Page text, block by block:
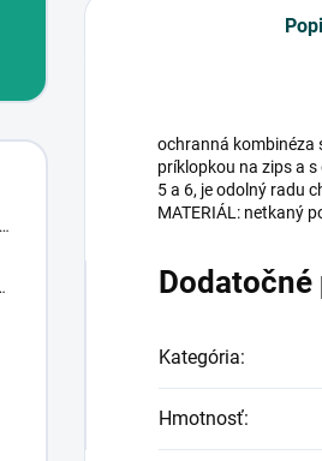
ochranná kombinéza
príklopkou na zips a
5 a 6, je odolný radu
MATERIÁL: netkaný
Kategória:
Hmotnosť: